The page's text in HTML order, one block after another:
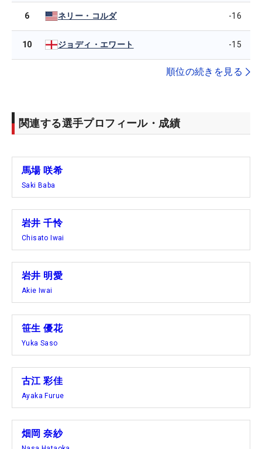
6 ネリー・コルダ -16
10 ジョディ・エワート -15
順位の続きを見る
関連する選手プロフィール・成績
馬場 咲希
Saki Baba
岩井 千怜
Chisato Iwai
岩井 明愛
Akie Iwai
笹生 優花
Yuka Saso
古江 彩佳
Ayaka Furue
畑岡 奈紗